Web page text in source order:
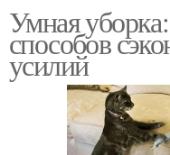
Умная
способов
усилий